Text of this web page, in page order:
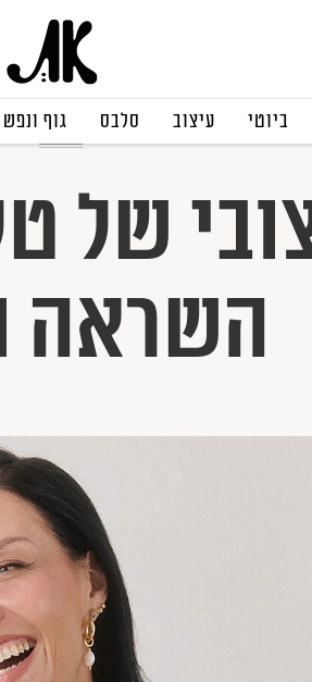
ביוטי עיצוב סלבס גוף ונפש
מקודם
של
השראה